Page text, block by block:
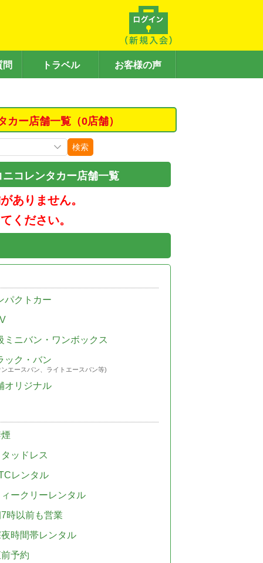
問 トラベル お客様の声
ー店舗一覧（0店舗）
検索
コレンタカー店舗一覧
ありません。
ください。
パクトカー
ミニバン・ワンボックス
ック・バン
エースバン、ライトエースバン等)
オリジナル
ッドレス
レンタル
ークリーレンタル
時以前も営業
時間帯レンタル
予約